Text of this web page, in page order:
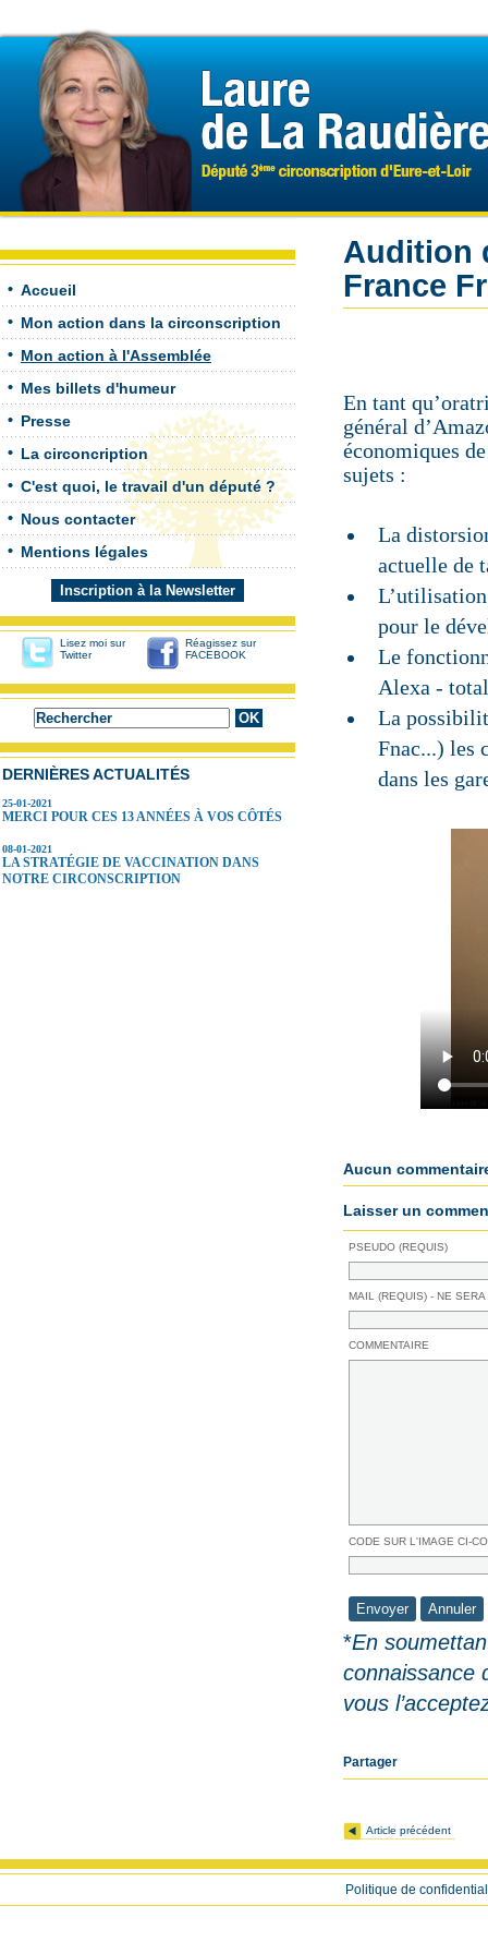
Accueil
Mon action dans la circonscription
Mon action à l'Assemblée
Mes billets d'humeur
Presse
La circoncription
C'est quoi, le travail d'un député ?
Nous contacter
Mentions légales
Inscription à la Newsletter
Lisez moi sur
Twitter
Réagissez sur
FACEBOOK
DERNIÈRES ACTUALITÉS
25-01-2021
MERCI POUR CES 13 ANNÉES À VOS CÔTÉS
08-01-2021
LA STRATÉGIE DE VACCINATION DANS
NOTRE CIRCONSCRIPTION
Audition
France
En tant
général
économiques
sujets :
La
actuelle de
L’utilisation
pour le
Le
Alexa -
La
Fnac...) les
dans les
Aucun
Laisser un
PSEUDO (REQUIS)
MAIL (REQUIS) - NE
COMMENTAIRE
CODE SUR L'IMAGE CI-
*En
connaissance
vous
Partager
Article précédent
Politique de